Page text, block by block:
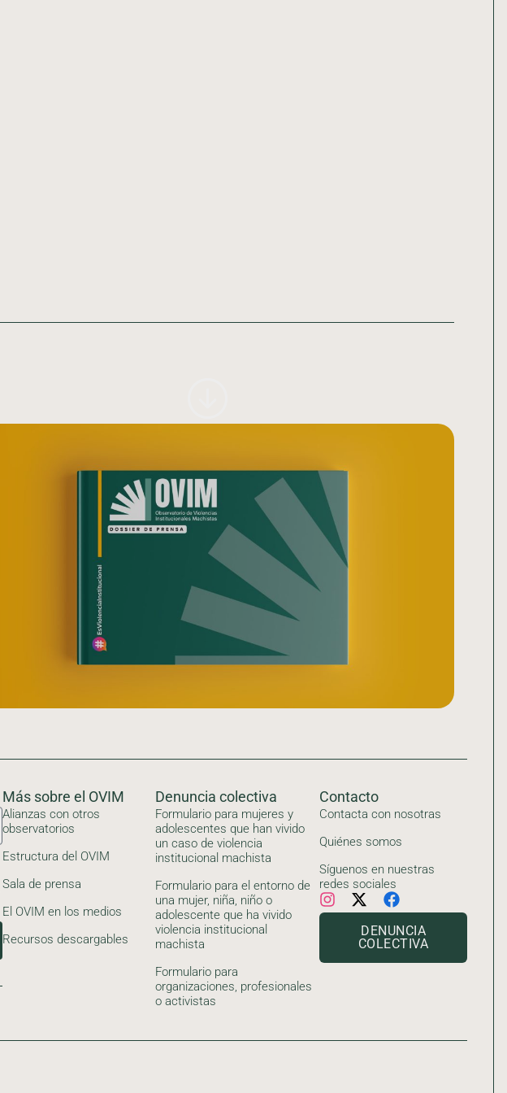
Más sobre el OVIM
Alianzas con otros
observatorios
Estructura del OVIM
Sala de prensa
El OVIM en los medios
Recursos descargables
Denuncia colectiva
Formulario para mujeres y
adolescentes que han vivido
un caso de violencia
institucional machista
Formulario para el entorno de
una mujer, niña, niño o
adolescente que ha vivido
violencia institucional
machista
Formulario para
organizaciones, profesionales
o activistas
Contacto
Contacta con nosotras
Quiénes somos
Síguenos en nuestras
redes sociales
DENUNCIA
COLECTIVA